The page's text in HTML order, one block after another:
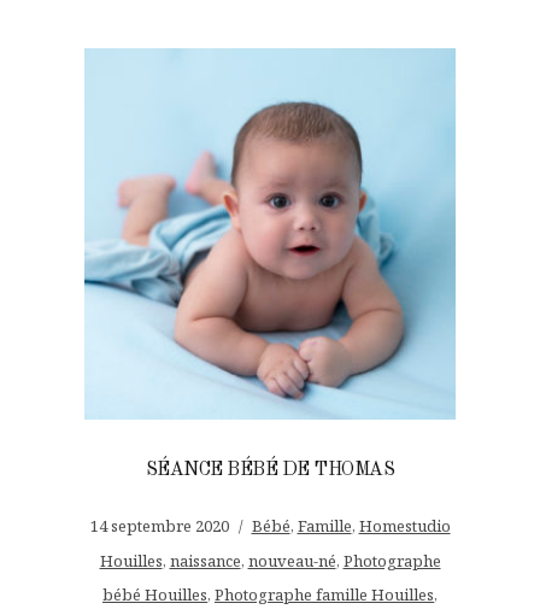
SÉANCE BÉBÉ DE THOMAS
14 septembre 2020 Bébé, Famille, Homestudio
Houilles, naissance, nouveau-né, Photographe
bébé Houilles, Photographe famille Houilles,